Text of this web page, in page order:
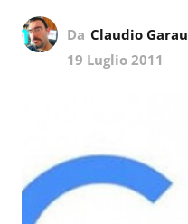
Da Claudio Garau
19 Luglio 2011